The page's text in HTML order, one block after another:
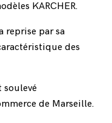
KARCHER.
reprise par sa
des
soulevé
de Marseille.